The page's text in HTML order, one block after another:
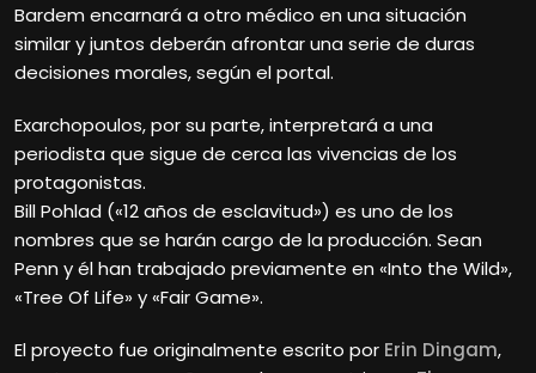
Bardem encarnará a otro médico en una situación
similar y juntos deberán afrontar una serie de duras
decisiones morales, según el portal.
Exarchopoulos, por su parte, interpretará a una
periodista que sigue de cerca las vivencias de los
protagonistas.
Bill Pohlad («12 años de esclavitud») es uno de los
nombres que se harán cargo de la producción. Sean
Penn y él han trabajado previamente en «Into the Wild»,
«Tree Of Life» y «Fair Game».
El proyecto fue originalmente escrito por Erin Dingam,